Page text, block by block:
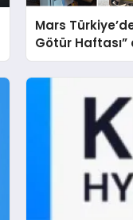
Mars
Götür Haftası”